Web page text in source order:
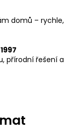
domů – rychle,
přírodní řešení a